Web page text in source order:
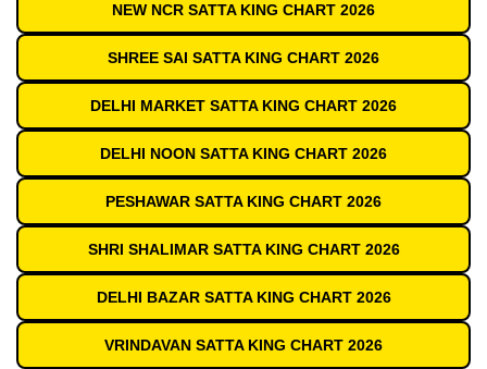
NEW NCR SATTA KING CHART 2026
SHREE SAI SATTA KING CHART 2026
DELHI MARKET SATTA KING CHART 2026
DELHI NOON SATTA KING CHART 2026
PESHAWAR SATTA KING CHART 2026
SHRI SHALIMAR SATTA KING CHART 2026
DELHI BAZAR SATTA KING CHART 2026
VRINDAVAN SATTA KING CHART 2026